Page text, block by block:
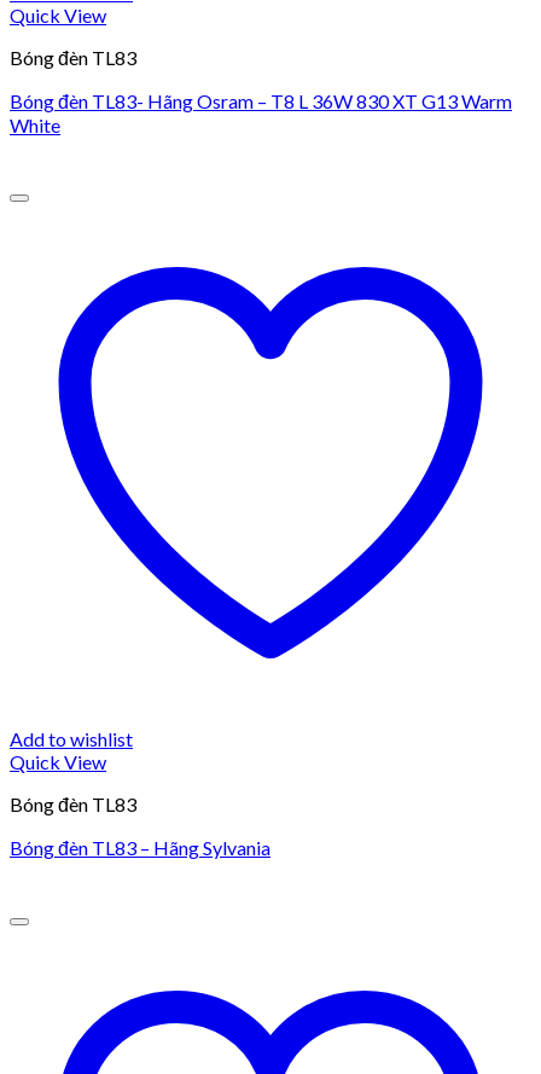
Quick View
Bóng đèn TL83
Bóng đèn TL83- Hãng Osram – T8 L 36W 830 XT G13 Warm
White
Add to wishlist
Quick View
Bóng đèn TL83
Bóng đèn TL83 – Hãng Sylvania